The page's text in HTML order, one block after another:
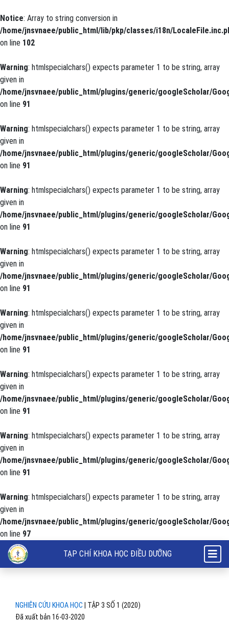
Notice: Array to string conversion in
/home/jnsvnaee/public_html/lib/pkp/classes/i18n/
on line 102
Warning: htmlspecialchars() expects parameter 1 to be string, array
given in
/home/jnsvnaee/public_html/plugins/generic/googleScholar/
on line 91
Warning: htmlspecialchars() expects parameter 1 to be string, array
given in
/home/jnsvnaee/public_html/plugins/generic/googleScholar/
on line 91
Warning: htmlspecialchars() expects parameter 1 to be string, array
given in
/home/jnsvnaee/public_html/plugins/generic/googleScholar/
on line 91
Warning: htmlspecialchars() expects parameter 1 to be string, array
given in
/home/jnsvnaee/public_html/plugins/generic/googleScholar/
on line 91
Warning: htmlspecialchars() expects parameter 1 to be string, array
given in
/home/jnsvnaee/public_html/plugins/generic/googleScholar/
on line 91
Warning: htmlspecialchars() expects parameter 1 to be string, array
given in
/home/jnsvnaee/public_html/plugins/generic/googleScholar/
on line 91
Warning: htmlspecialchars() expects parameter 1 to be string, array
given in
/home/jnsvnaee/public_html/plugins/generic/googleScholar/
on line 91
Warning: htmlspecialchars() expects parameter 1 to be string, array
given in
/home/jnsvnaee/public_html/plugins/generic/googleScholar/
on line 97
Năng lực số của sinh viên điều dưỡng tại Châu Á
TẠP CHÍ KHOA HỌC ĐIỀU DƯỠNG
NGHIÊN CỨU KHOA HỌC TẬP 3 SỐ 1 (2020)
Đã xuất bản 16-03-2020